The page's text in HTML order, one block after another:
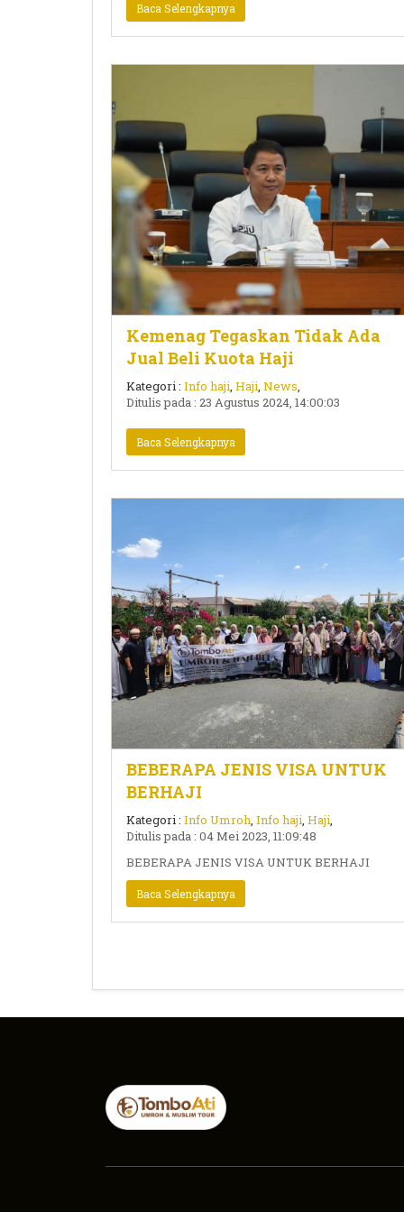
Baca Selengkapnya
Kemenag Tegaskan Tidak Ada
Jual Beli Kuota Haji
Kategori : Info haji, Haji, News,
Ditulis pada : 23 Agustus 2024, 14:00:03
Baca Selengkapnya
BEBERAPA JENIS VISA UNTUK
BERHAJI
Kategori : Info Umroh, Info haji, Haji,
Ditulis pada : 04 Mei 2023, 11:09:48
BEBERAPA JENIS VISA UNTUK BERHAJI
Baca Selengkapnya